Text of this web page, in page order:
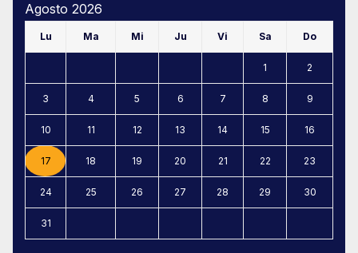
Agosto 2026
Lu Ma Mi Ju Vi Sa Do
1 2
3 4 5 6 7 8 9
10 11 12 13 14 15 16
17 18 19 20 21 22 23
24 25 26 27 28 29 30
31